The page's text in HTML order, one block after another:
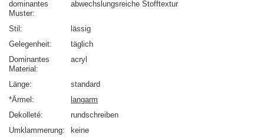
dominantes
Muster
abwechslungsreiche Stofftextur
Stil
lässig
Gelegenheit
täglich
Dominantes
Material
acryl
Länge
standard
*Ärmel
langarm
Dekolleté
rundschreiben
Umklammerung
keine